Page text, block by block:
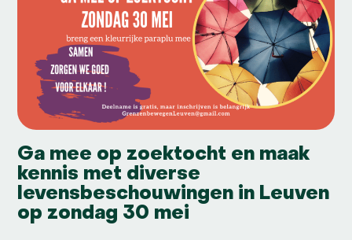
Ga mee op zoektocht en maak
kennis met diverse
levensbeschouwingen in Leuven
op zondag 30 mei